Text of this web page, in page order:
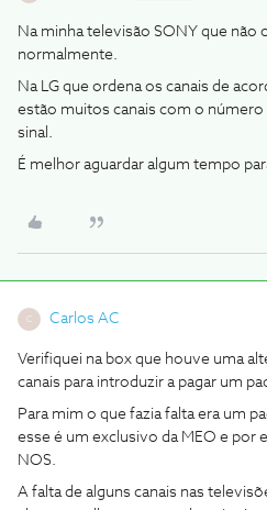
Na minha televisão SONY que não
normalmente.
Na LG que ordena os canais de
estão muitos canais com o número
sinal.
É melhor aguardar algum tempo
C Carlos AC
Verifiquei na box que houve uma
canais para introduzir a pagar um
Para mim o que fazia falta era um
esse é um exclusivo da MEO e por
NOS.
A falta de alguns canais nas